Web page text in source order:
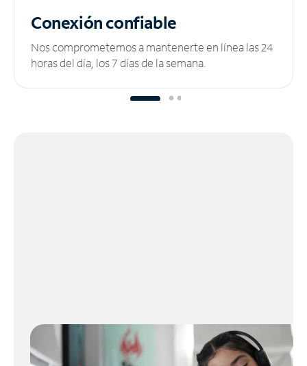
Conexión confiable
Nos comprometemos a mantenerte en línea las 24
horas del día, los 7 días de la semana.